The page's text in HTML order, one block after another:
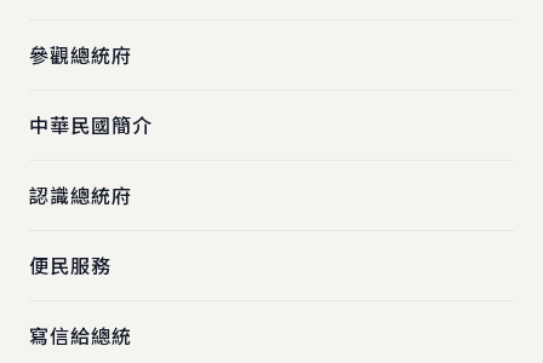
參觀總統府
中華民國簡介
認識總統府
便民服務
寫信給總統